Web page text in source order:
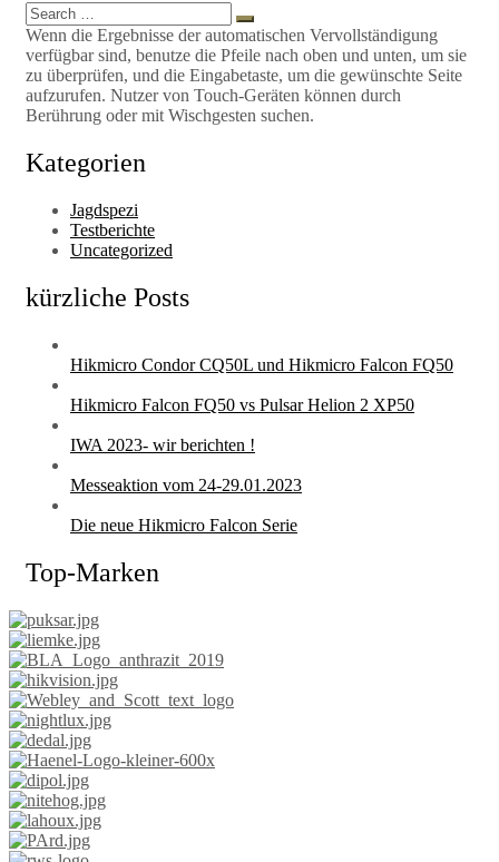
Search
for:
Search
Wenn die Ergebnisse der automatischen Vervollständigung
verfügbar sind, benutze die Pfeile nach oben und unten, um sie
zu überprüfen, und die Eingabetaste, um die gewünschte Seite
aufzurufen. Nutzer von Touch-Geräten können durch
Berührung oder mit Wischgesten suchen.
Kategorien
Jagdspezi
Testberichte
Uncategorized
kürzliche Posts
Hikmicro Condor CQ50L und Hikmicro Falcon FQ50
Hikmicro Falcon FQ50 vs Pulsar Helion 2 XP50
IWA 2023- wir berichten !
Messeaktion vom 24-29.01.2023
Die neue Hikmicro Falcon Serie
Top-Marken